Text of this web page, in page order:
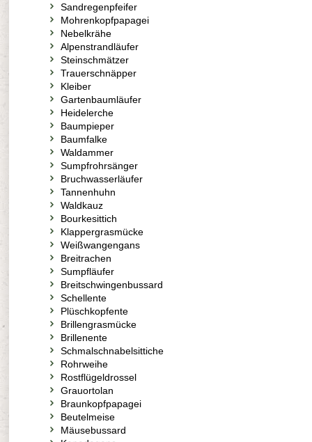
Sandregenpfeifer
Mohrenkopfpapagei
Nebelkrähe
Alpenstrandläufer
Steinschmätzer
Trauerschnäpper
Kleiber
Gartenbaumläufer
Heidelerche
Baumpieper
Baumfalke
Waldammer
Sumpfrohrsänger
Bruchwasserläufer
Tannenhuhn
Waldkauz
Bourkesittich
Klappergrasmücke
Weißwangengans
Breitrachen
Sumpfläufer
Breitschwingenbussard
Schellente
Plüschkopfente
Brillengrasmücke
Brillenente
Schmalschnabelsittiche
Rohrweihe
Rostflügeldrossel
Grauortolan
Braunkopfpapagei
Beutelmeise
Mäusebussard